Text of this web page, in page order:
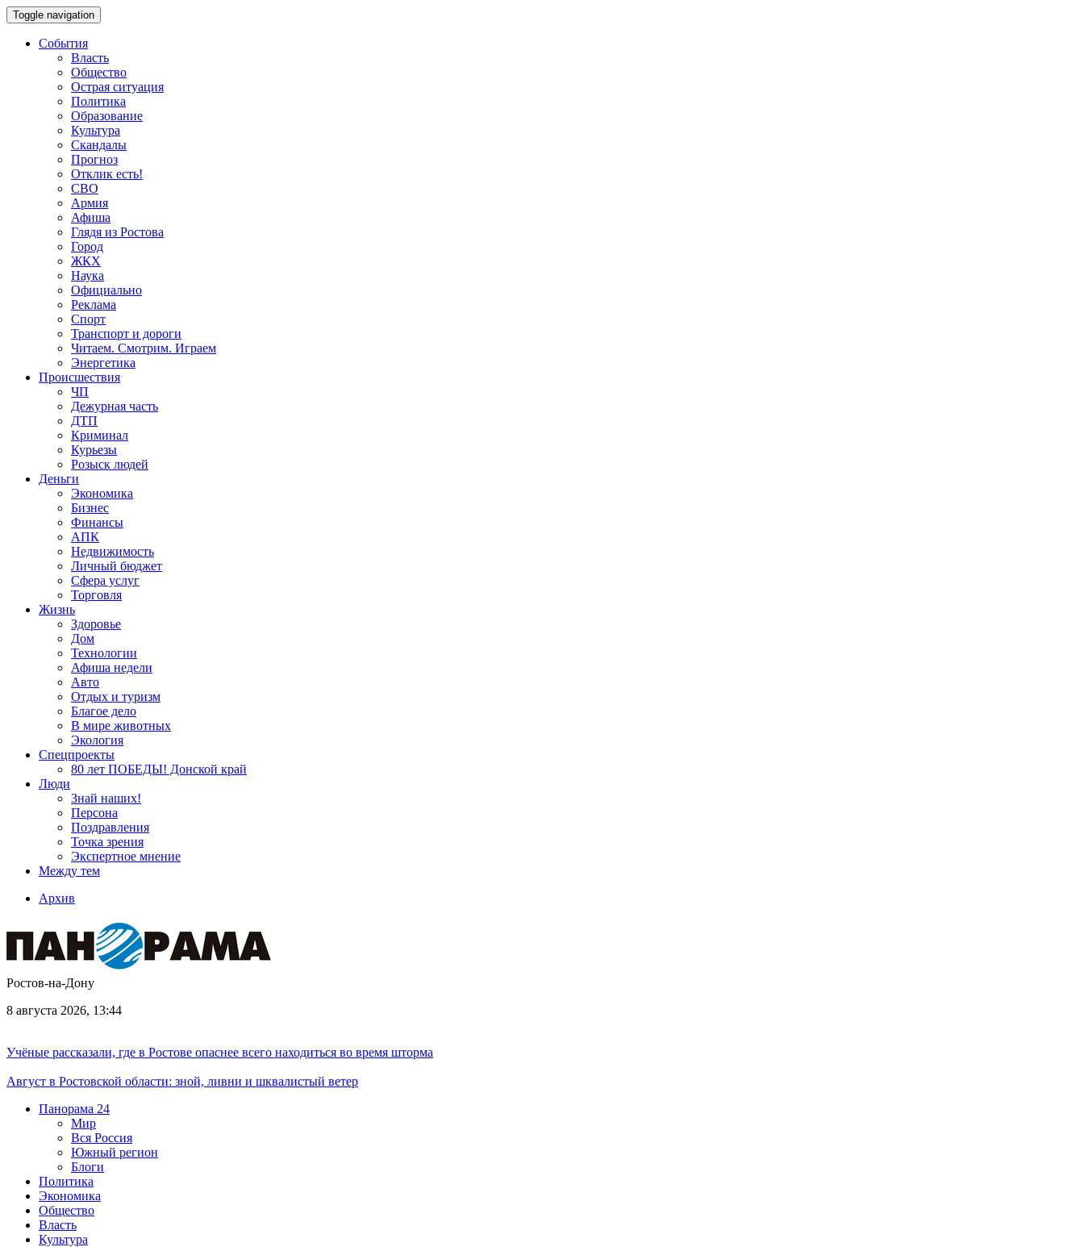
Toggle navigation
События
Власть
Общество
Острая ситуация
Политика
Образование
Культура
Скандалы
Прогноз
Отклик есть!
СВО
Армия
Афиша
Глядя из Ростова
Город
ЖКХ
Наука
Официально
Реклама
Спорт
Транспорт и дороги
Читаем. Смотрим. Играем
Энергетика
Происшествия
ЧП
Дежурная часть
ДТП
Криминал
Курьезы
Розыск людей
Деньги
Экономика
Бизнес
Финансы
АПК
Недвижимость
Личный бюджет
Сфера услуг
Торговля
Жизнь
Здоровье
Дом
Технологии
Афиша недели
Авто
Отдых и туризм
Благое дело
В мире животных
Экология
Спецпроекты
80 лет ПОБЕДЫ! Донской край
Люди
Знай наших!
Персона
Поздравления
Точка зрения
Экспертное мнение
Между тем
Архив
Ростов-на-Дону
8 августа 2026, 13:44
Учёные рассказали, где в Ростове опаснее всего находиться во время шторма
Август в Ростовской области: зной, ливни и шквалистый ветер
Панорама 24
Мир
Вся Россия
Южный регион
Блоги
Политика
Экономика
Общество
Власть
Культура